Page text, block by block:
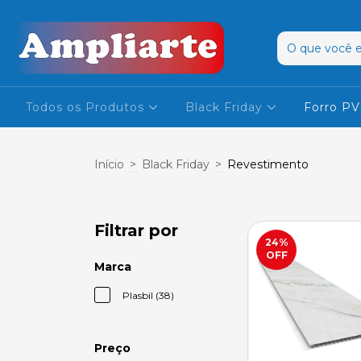
Todos os Produtos Black Friday Forro
Início > Black Friday > Revestimento
Filtrar por
Marca
Plasbil (38)
Preço
24%
OFF